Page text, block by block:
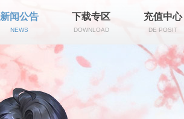
新闻公告
NEWS
下载专区
DOWNLOAD
充值中心
DE POSIT